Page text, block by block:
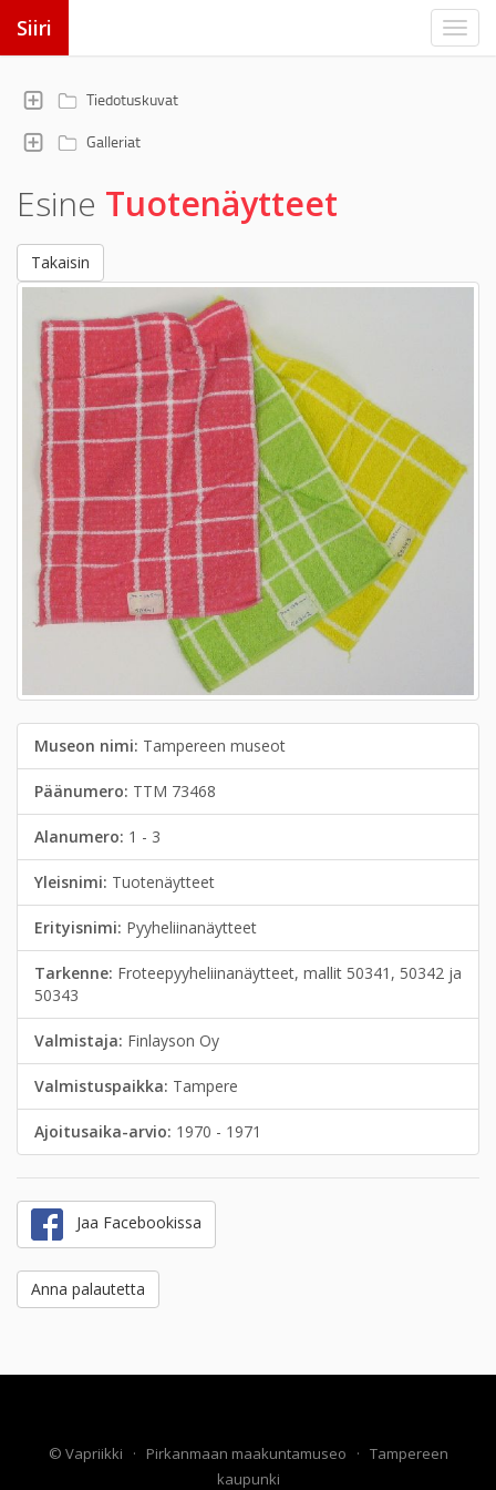
Siiri
Tiedotuskuvat
Galleriat
Esine Tuotenäytteet
Takaisin
Museon nimi: Tampereen museot
Päänumero: TTM 73468
Alanumero: 1 - 3
Yleisnimi: Tuotenäytteet
Erityisnimi: Pyyheliinanäytteet
Tarkenne: Froteepyyheliinanäytteet, mallit 50341, 50342 ja
50343
Valmistaja: Finlayson Oy
Valmistuspaikka: Tampere
Ajoitusaika-arvio: 1970 - 1971
Jaa Facebookissa
Anna palautetta
© Vapriikki · Pirkanmaan maakuntamuseo · Tampereen
kaupunki